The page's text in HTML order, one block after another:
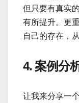
但只要有真实
有所提升。更
自己的存在，
4. 案例分
让我来分享一